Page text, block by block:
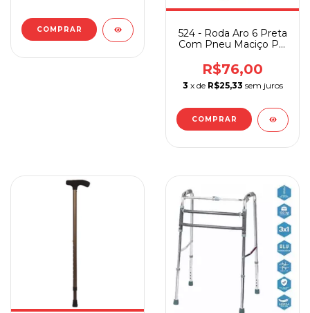
524 - Roda Aro 6 Preta
Com Pneu Maciço PP
R$76,00
3 x de R$25,33 sem juros